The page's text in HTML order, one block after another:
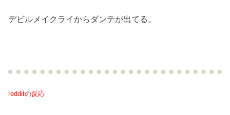
デビルメイクライからダンテが出てる。
redditの反応